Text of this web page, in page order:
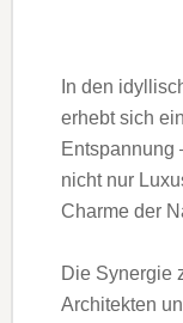
In den
erhebt sich
Entspannung
nicht nur
Charme der
Die Synergie
Architekten